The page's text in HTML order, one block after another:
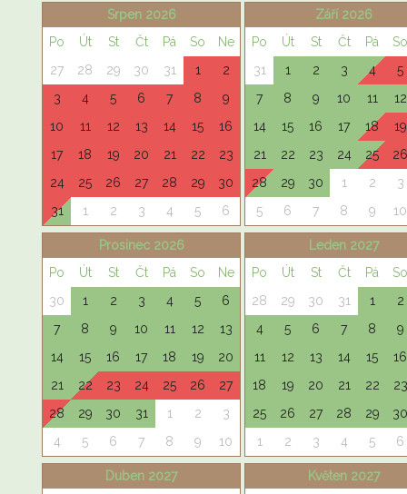
Srpen 2026
Po
Út St Čt Pá So
Ne
27
28 29 30 31 1
2
3
4 5 6 7 8
9
10
11 12 13 14 15
16
17
18 19 20 21 22
23
24
25 26 27 28 29
30
31
1 2 3 4 5 6
Září 2026
Po
Út St Čt Pá
So
31
1 2 3 4
5
7
8 9 10 11
12
14
15 16 17 18
19
21
22 23 24 25
26
28
29 30 1 2
3
5
6 7 8 9 10
Prosinec 2026
Po
Út St Čt Pá So
Ne
30
1 2 3 4 5
6
7
8 9 10 11 12
13
14
15 16 17 18 19
20
21
22 23 24 25 26
27
28
29 30 31 1 2
3
4
5 6 7 8 9 10
Leden 2027
Po
Út St Čt Pá
So
28
29 30 31 1
2
4
5 6 7 8
9
11
12 13 14 15
16
18
19 20 21 22
23
25
26 27 28 29
30
1
2 3 4 5 6
Duben 2027
Květen 2027